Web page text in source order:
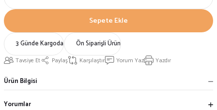
Sepete Ekle
3 Günde Kargoda Ön Siparişli Ürün
Tavsiye Et Paylaş Karşılaştır Yorum Yaz Yazdır
Ürün Bilgisi
Yorumlar